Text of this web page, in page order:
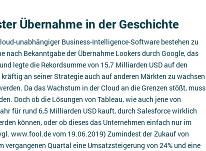
Übernahme in der Geschichte
unabhängiger Business-Intelligence-Software bestehen zu
nach Bekanntgabe der Übernahme Lookers durch Google, das
legte die Rekordsumme von 15,7 Milliarden USD auf den
an seiner Strategie auch auf anderen Märkten zu wachsen
Da das Wachstum in der Cloud an die Grenzen stößt, muss
Doch ob die Lösungen von Tableau, wie auch jene von
für rund 6,5 Milliarden USD kauft, durch Salesforce wirklich
können, oder ob dieses das Unternehmen einfach nur im
www.fool.de vom 19.06.2019) Zumindest der Zukauf von
Quartal eine Umsatzsteigerung von 24% und eine